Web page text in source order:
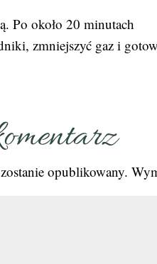
Po około 20 minutach
zmniejszyć gaz i
opublikowany.